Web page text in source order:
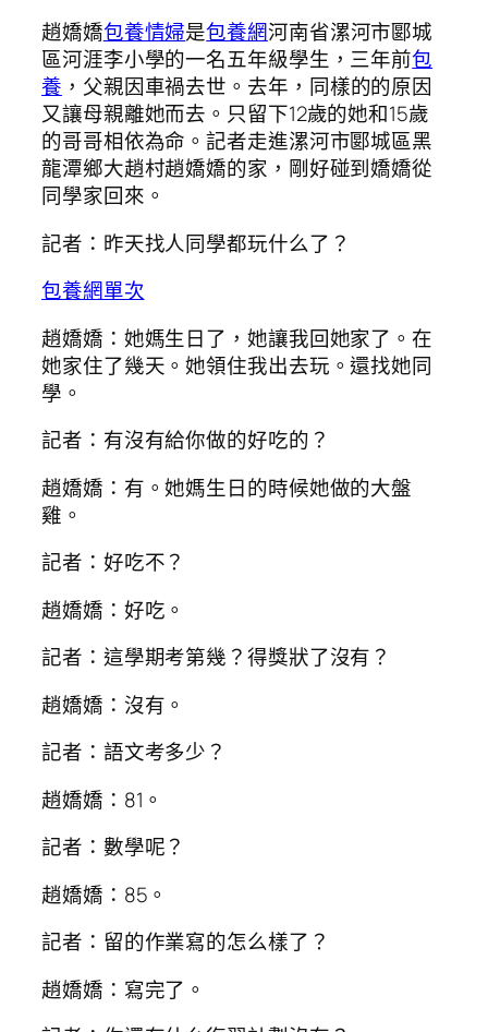
趙嬌嬌包養情婦是包養網河南省漯河市郾城
區河涯李小學的一名五年級學生，三年前包
養 ，父親因車禍去世。去年，同樣的的原因
又讓母親離她而去。只留下12歲的她和15歲
的哥哥相依為命。記者走進漯河市郾城區黑
龍潭鄉大趙村趙嬌嬌的家，剛好碰到嬌嬌從
同學家回來。
記者：昨天找人同學都玩什么了？
包養網單次
趙嬌嬌：她媽生日了，她讓我回她家了。在
她家住了幾天。她領住我出去玩。還找她同
學。
記者：有沒有給你做的好吃的？
趙嬌嬌：有。她媽生日的時候她做的大盤
雞。
記者：好吃不？
趙嬌嬌：好吃。
記者：這學期考第幾？得獎狀了沒有？
趙嬌嬌：沒有。
記者：語文考多少？
趙嬌嬌：81。
記者：數學呢？
趙嬌嬌：85。
記者：留的作業寫的怎么樣了？
趙嬌嬌：寫完了。